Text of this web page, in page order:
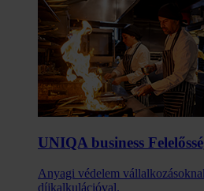
UNIQA business
Anyagi védelem
díjkalkulációval.